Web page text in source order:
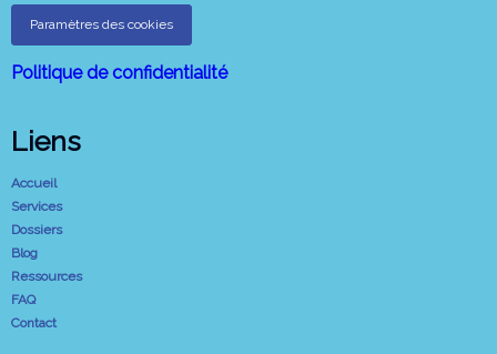
Paramètres des cookies
Politique de confidentialité
Liens
Accueil
Services
Dossiers
Blog
Ressources
FAQ
Contact